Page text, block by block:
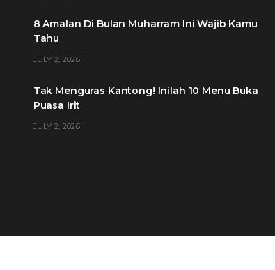
8 Amalan Di Bulan Muharram Ini Wajib Kamu
Tahu
JULY 2, 2026
Tak Menguras Kantong! Inilah 10 Menu Buka
Puasa Irit
JULY 2, 2026